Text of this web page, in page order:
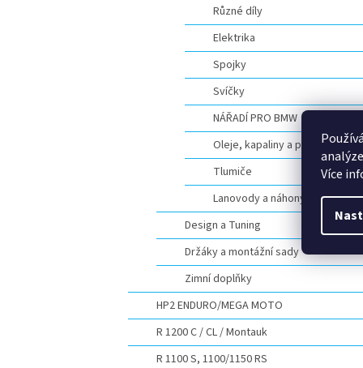
Více
Různé díly
Elektrika
Spojky
Svíčky
NÁŘADÍ PRO BMW
Oleje, kapaliny a přísady
Tlumiče
Lanovody a náhony
Design a Tuning
Držáky a montážní sady
Zimní doplňky
HP2 ENDURO/MEGA MOTO
R 1200 C / CL / Montauk
R 1100 S, 1100/1150 RS